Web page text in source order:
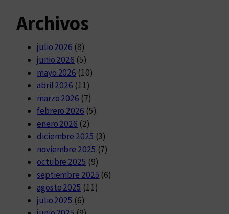
Archivos
julio 2026 (8)
junio 2026 (5)
mayo 2026 (10)
abril 2026 (11)
marzo 2026 (7)
febrero 2026 (5)
enero 2026 (2)
diciembre 2025 (3)
noviembre 2025 (7)
octubre 2025 (9)
septiembre 2025 (6)
agosto 2025 (11)
julio 2025 (6)